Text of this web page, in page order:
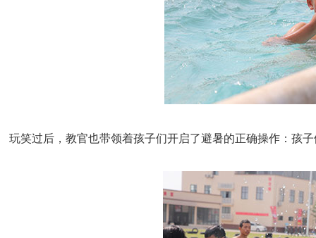
玩笑过后，教官也带领着孩子们开启了避暑的正确操作：孩